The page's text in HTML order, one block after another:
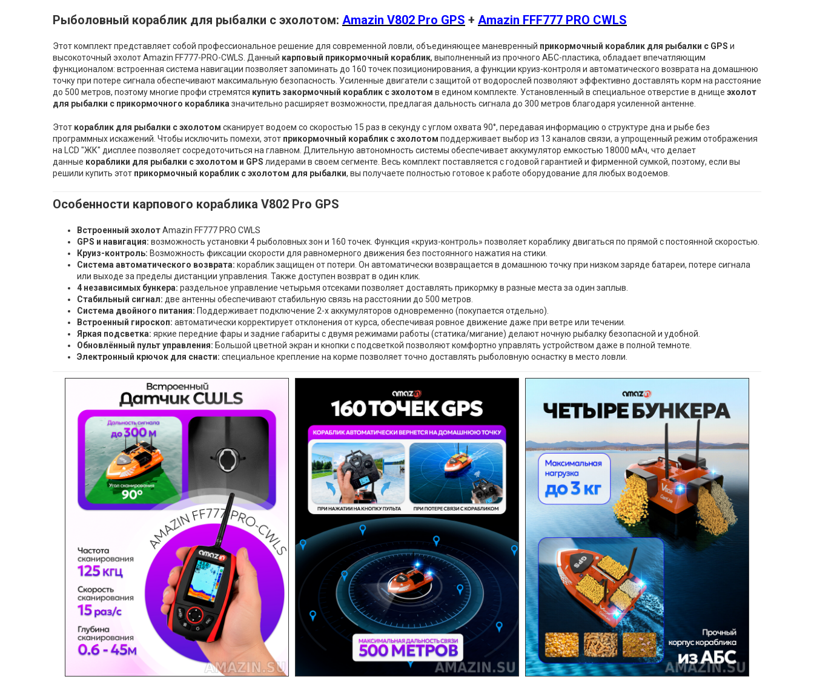
Рыболовный кораблик для рыбалки с эхолотом: Amazin V802 Pro GPS + Amazin FFF777 PRO CWLS
Этот комплект представляет собой профессиональное решение для современной ловли, объединяющее маневренный прикормочный кораблик для рыбалки с GPS и
высокоточный эхолот Amazin FF777-PRO-CWLS. Данный карповый прикормочный кораблик, выполненный из прочного АБС-пластика, обладает впечатляющим
функционалом: встроенная система навигации позволяет запоминать до 160 точек позиционирования, а функции круиз-контроля и автоматического возврата на домашнюю
точку при потере сигнала обеспечивают максимальную безопасность. Усиленные двигатели с защитой от водорослей позволяют эффективно доставлять корм на расстояние
до 500 метров, поэтому многие профи стремятся купить закормочный кораблик с эхолотом в едином комплекте. Установленный в специальное отверстие в днище эхолот
для рыбалки с прикормочного кораблика значительно расширяет возможности, предлагая дальность сигнала до 300 метров благодаря усиленной антенне.
Этот кораблик для рыбалки с эхолотом сканирует водоем со скоростью 15 раз в секунду с углом охвата 90°, передавая информацию о структуре дна и рыбе без
программных искажений. Чтобы исключить помехи, этот прикормочный кораблик с эхолотом поддерживает выбор из 13 каналов связи, а упрощенный режим отображения
на LCD "ЖК" дисплее позволяет сосредоточиться на главном. Длительную автономность системы обеспечивает аккумулятор емкостью 18000 мАч, что делает
данные кораблики для рыбалки с эхолотом и GPS лидерами в своем сегменте. Весь комплект поставляется с годовой гарантией и фирменной сумкой, поэтому, если вы
решили купить этот прикормочный кораблик с эхолотом для рыбалки, вы получаете полностью готовое к работе оборудование для любых водоемов.
Особенности карпового кораблика V802 Pro GPS
Встроенный эхолотAmazin FF777 PRO CWLS
GPS и навигация: возможность установки 4 рыболовных зон и 160 точек. Функция «круиз-контроль» позволяет кораблику двигаться по прямой с постоянной скоростью.
Круиз-контроль: Возможность фиксации скорости для равномерного движения без постоянного нажатия на стики.
Система автоматического возврата: кораблик защищен от потери. Он автоматически возвращается в домашнюю точку при низком заряде батареи, потере сигнала
или выходе за пределы дистанции управления. Также доступен возврат в один клик.
4 независимых бункера: раздельное управление четырьмя отсеками позволяет доставлять прикормку в разные места за один заплыв.
Стабильный сигнал: две антенны обеспечивают стабильную связь на расстоянии до 500 метров.
Система двойного питания: Поддерживает подключение 2-х аккумуляторов одновременно (покупается отдельно).
Встроенный гироскоп: автоматически корректирует отклонения от курса, обеспечивая ровное движение даже при ветре или течении.
Яркая подсветка: яркие передние фары и задние габариты с двумя режимами работы (статика/мигание) делают ночную рыбалку безопасной и удобной.
Обновлённый пульт управления: Большой цветной экран и кнопки с подсветкой позволяют комфортно управлять устройством даже в полной темноте.
Электронный крючок для снасти: специальное крепление на корме позволяет точно доставлять рыболовную оснастку в место ловли.